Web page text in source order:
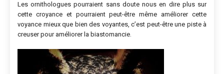
Les ornithologues pourraient sans doute nous en dire plus sur
cette croyance et pourraient peut-être même améliorer cette
voyance mieux que bien des voyantes, c’est peut-être une piste à
creuser pour améliorer la biastomancie.